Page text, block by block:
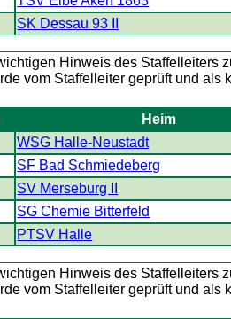
SK Dessau 93 II
Heim
WSG Halle-Neustadt
SF Bad Schmiedeberg
SV Merseburg II
SG Chemie Bitterfeld
PTSV Halle